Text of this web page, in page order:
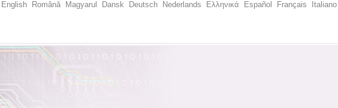
English Română Magyarul Dansk Deutsch Nederlands Ελληνικά Español Français Italiano